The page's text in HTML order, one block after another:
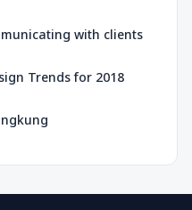
with clients
Trends for 2018